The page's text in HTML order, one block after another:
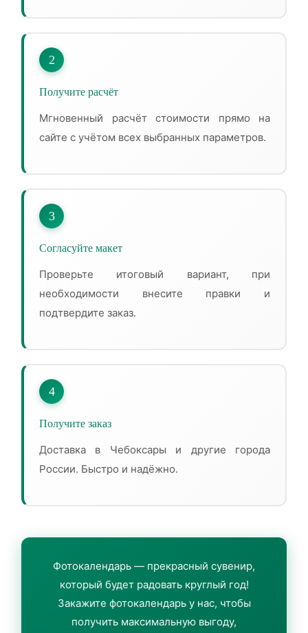
2
Получите расчёт
Мгновенный расчёт стоимости прямо на
сайте с учётом всех выбранных параметров.
3
Согласуйте макет
Проверьте итоговый вариант, при
необходимости внесите правки и
подтвердите заказ.
4
Получите заказ
Доставка в Чебоксары и другие города
России. Быстро и надёжно.
Фотокалендарь — прекрасный сувенир,
который будет радовать круглый год!
Закажите фотокалендарь у нас, чтобы
получить максимальную выгоду,